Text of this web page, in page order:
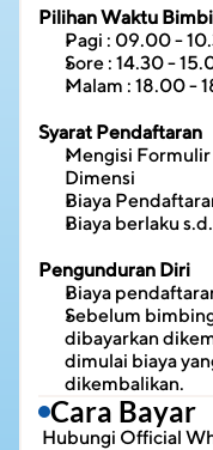
Pilihan Waktu
Pagi : 09.00 -
Sore : 14.30 -
Malam : 18.00 -
Syarat Pendaftaran
Mengisi
Dimensi
Biaya
Biaya berlaku
Pengunduran Diri
Biaya
Sebelum
dibayarkan
dimulai biaya
dikembalikan.
Cara Bayar
Hubungi Official